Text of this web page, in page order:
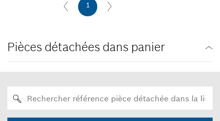
1
Pièces détachées dans panier